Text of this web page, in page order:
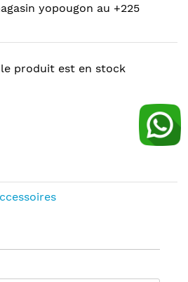
yopougon au +225
produit est en stock